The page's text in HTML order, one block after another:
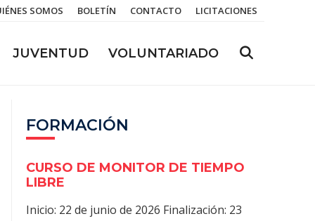
SOMOS BOLETÍN CONTACTO LICITACIONES
JUVENTUD VOLUNTARIADO
FORMACIÓN
CURSO DE MONITOR DE TIEMPO
LIBRE
Inicio: 22 de junio de 2026 Finalización: 23